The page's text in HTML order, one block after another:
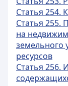
Статья 254.
Статья 255.
на
земельного
ресурсов
Статья 256.